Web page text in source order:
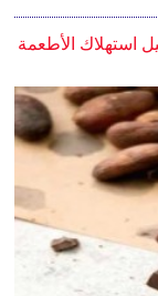
استهلاك الأطعمة